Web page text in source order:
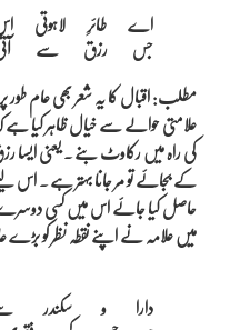
اے طائرِ
مطلب: اقبال کا یہ شعر بھی عام
علامتی حوالے سے خیال ظاہر کیا
کی راہ میں رکاوٹ بنے ۔ یعنی ایسا
کے بجائے تو مر جانا بہتر ہے ۔ اس
حاصل کیا جائے اس میں کسی
میں علامہ نے اپنے نقطہ نظر کو بڑے
دارا و سکندر